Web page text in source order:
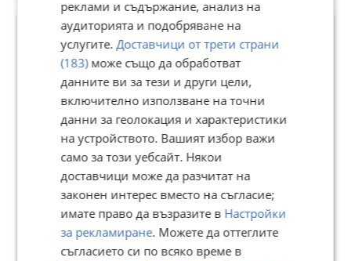
ЗАЛОЖНИ КЪЩИ ОДИСЕЙ
7926рейтинг
В Bazar.BG от 24 януари 2014г.
Последно активен днес в 00:17 ч.
Доставя с отстъпка
Телефон(и): 0896768093
http://www.zkodisei.com
реклами и съдържание, анализ на
аудиторията и подобряване на
услугите.Доставчици от трети страни
(183)може също да обработват
данните ви за тези и други цели,
включително използване на точни
данни за геолокация и характеристики
на устройството. Вашият избор важи
само за този уебсайт. Някои
доставчици може да разчитат на
законен интерес вместо на съгласие;
имате право да възразите в Настройки
за рекламиране. Можете да оттеглите
съгласието си по всяко време в